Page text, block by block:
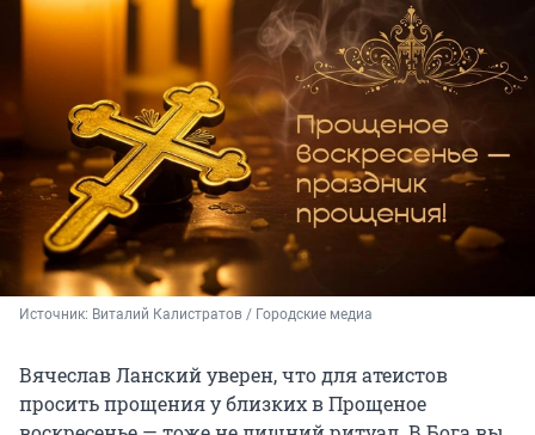
Источник: Виталий Калистратов / Городские медиа
Вячеслав Ланский уверен, что для атеистов
просить прощения у близких в Прощеное